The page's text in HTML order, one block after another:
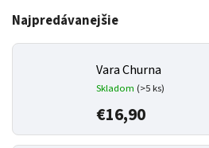
Najpredávanejšie
Vara Churna
Skladom (>5 ks)
€16,90